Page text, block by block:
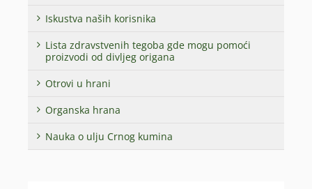
Iskustva naših korisnika
Lista zdravstvenih tegoba gde mogu pomoći
proizvodi od divljeg origana
Otrovi u hrani
Organska hrana
Nauka o ulju Crnog kumina